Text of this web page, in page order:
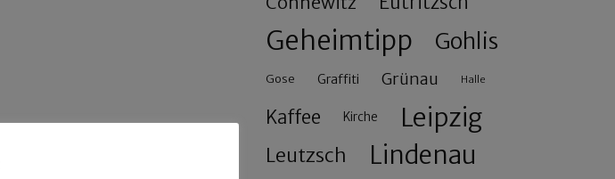
Geheimtipp Gohlis
Gose Graffiti Grünau Halle
Kaffee Kirche Leipzig
Leutzsch Lindenau